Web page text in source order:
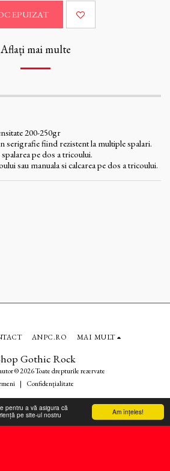
Am înţeles!
pentru a vă asigura că
pe site-ul nostru
EPUIZAT
Aflați mai multe
200-250gr
serigrafie fiind rezistent la multiple spalari.
pe dos a tricoului.
sau manuala si calcarea pe dos a tricoului.
Gothic Rock
© 2026 Toate drepturile rezervate
| Confidențialitate
ANPC.RO MAI MULT